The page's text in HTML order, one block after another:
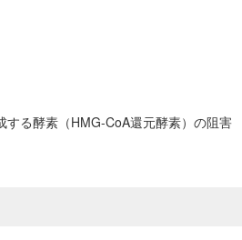
する酵素（HMG-CoA還元酵素）の阻害